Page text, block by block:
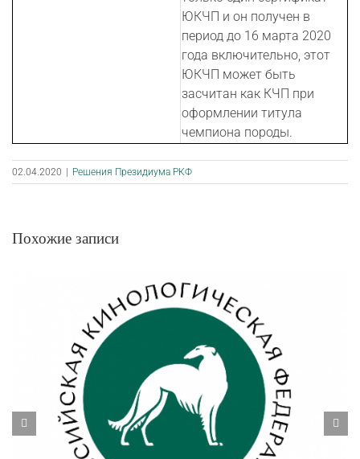
ЮКЧП и он получен в
период до 16 марта 2020
года включительно, этот
ЮКЧП может быть
засчитан как КЧП при
оформлении титула
чемпиона породы.
02.04.2020 Решения Президиума РКФ
Похожие записи